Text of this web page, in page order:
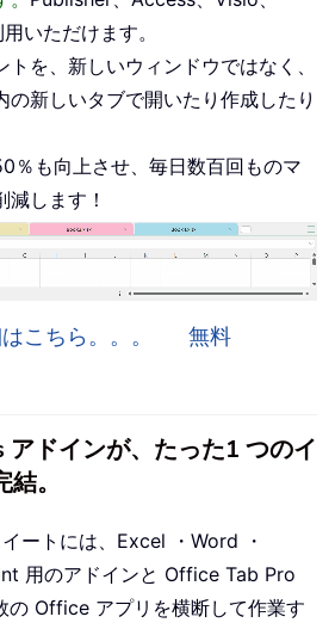
いただけます。
を、新しいウィンドウではなく、
の新しいタブで開いたり作成したり
％も向上させ、毎日数百回ものマ
減します！
こちら。。。
無料
ドインが、たった1 つのイ
。
ートには、Excel ・Word ・
用のアドインと Office Tab Pro
の Office アプリを横断して作業す